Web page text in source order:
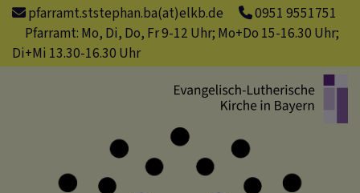
Direkt
Inhalt
pfarramt.ststephan.ba(at)elkb.de
0951 9551751
Pfarramt: Mo, Di, Do, Fr 9-12 Uhr; Mo+Do 15-16.30 Uhr;
Di+Mi 13.30-16.30 Uhr